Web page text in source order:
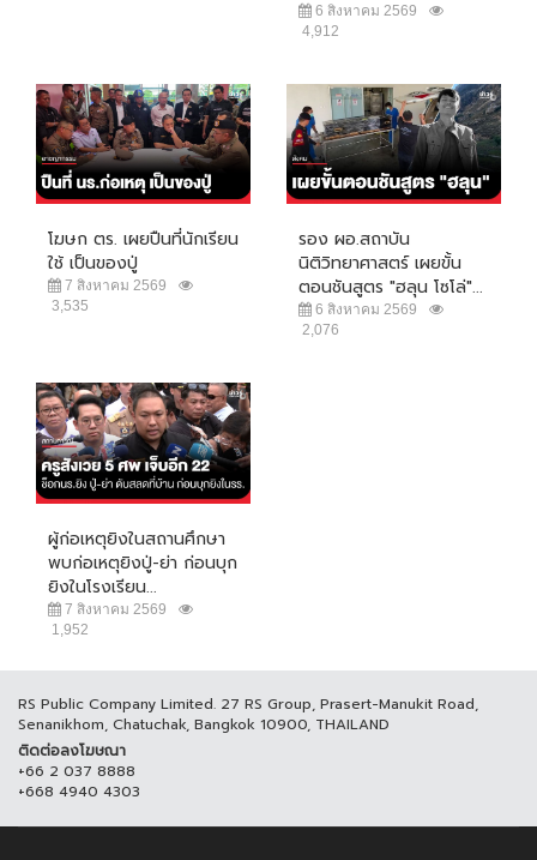
6 สิงหาคม 2569
4,912
โฆษก ตร. เผยปืนที่นักเรียน
ใช้ เป็นของปู่
7 สิงหาคม 2569
3,535
รอง ผอ.สถาบัน
นิติวิทยาศาสตร์ เผยขั้น
ตอนชันสูตร "ฮลุน โซโล่"...
6 สิงหาคม 2569
2,076
ผู้ก่อเหตุยิงในสถานศึกษา
พบก่อเหตุยิงปู่-ย่า ก่อนบุก
ยิงในโรงเรียน...
7 สิงหาคม 2569
1,952
RS Public Company Limited. 27 RS Group, Prasert-Manukit Road,
Senanikhom, Chatuchak, Bangkok 10900, THAILAND
ติดต่อลงโฆษณา
+66 2 037 8888
+668 4940 4303